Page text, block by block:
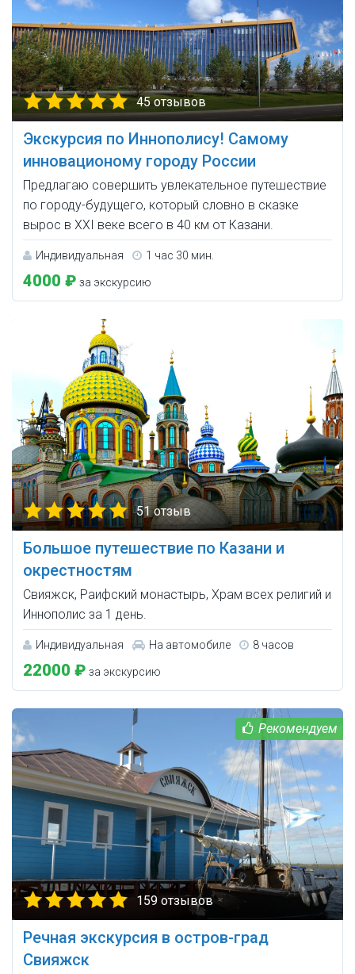
45 отзывов
Экскурсия по Иннополису! Самому
инновационому городу России
Предлагаю совершить увлекательное путешествие
по городу-будущего, который словно в сказке
вырос в XXI веке всего в 40 км от Казани.
Индивидуальная 1 час 30 мин.
4000 ₽ за экскурсию
51 отзыв
Большое путешествие по Казани и
окрестностям
Свияжск, Раифский монастырь, Храм всех религий и
Иннополис за 1 день.
Индивидуальная На автомобиле 8 часов
22000 ₽ за экскурсию
159 отзывов
Речная экскурсия в остров-град
Свияжск